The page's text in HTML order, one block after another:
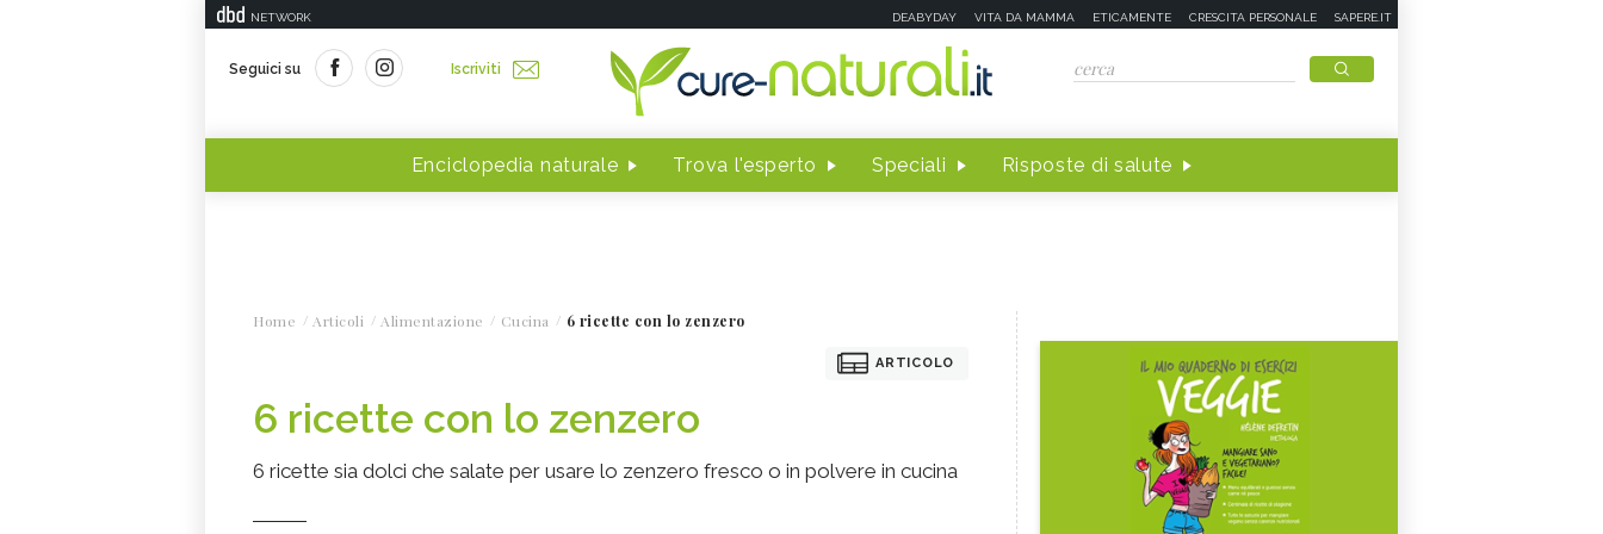
NETWORK DEABYDAY VITA DA MAMMA ETICAMENTE CRESCITA PERSONALE SAPERE.IT
Seguici su Iscriviti
Enciclopedia naturale Trova l'esperto Speciali Risposte di salute
Home Articoli Alimentazione Cucina 6 ricette con lo zenzero
ARTICOLO
6 ricette con lo zenzero
6 ricette sia dolci che salate per usare lo zenzero fresco o in polvere in cucina